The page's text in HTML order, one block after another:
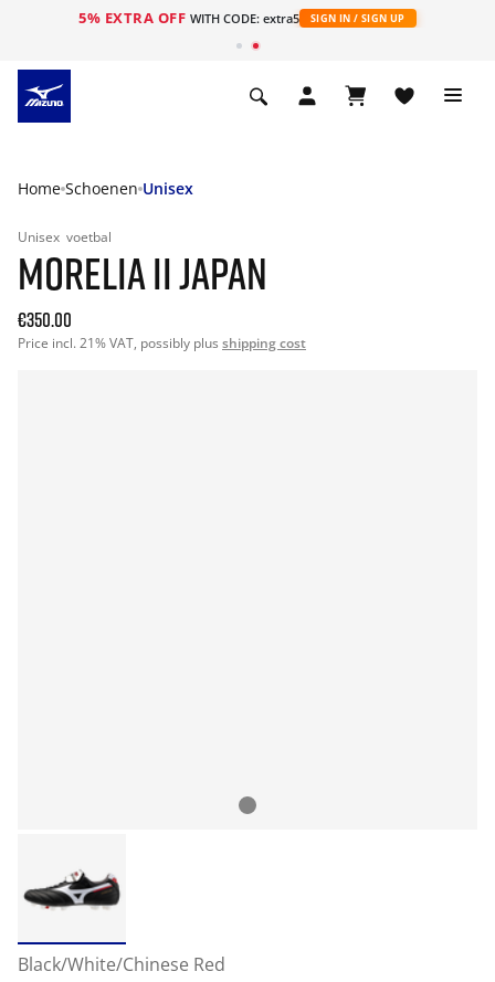
5% EXTRA OFF WITH CODE: extra5 SIGN IN / SIGN UP
Home Schoenen Unisex
Unisex voetbal
MORELIA II JAPAN
€350.00
Price incl. 21% VAT, possibly plus shipping cost
Black/White/Chinese Red